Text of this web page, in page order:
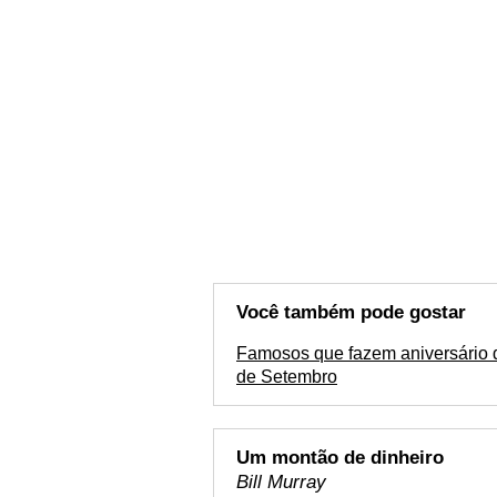
Você também pode gostar
Famosos que fazem aniversário
de Setembro
Um montão de dinheiro
Bill Murray